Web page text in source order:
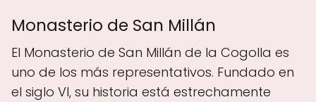
Monasterio de San Millán
El Monasterio de San Millán de la Cogolla es
uno de los más representativos. Fundado en
el siglo VI, su historia está estrechamente